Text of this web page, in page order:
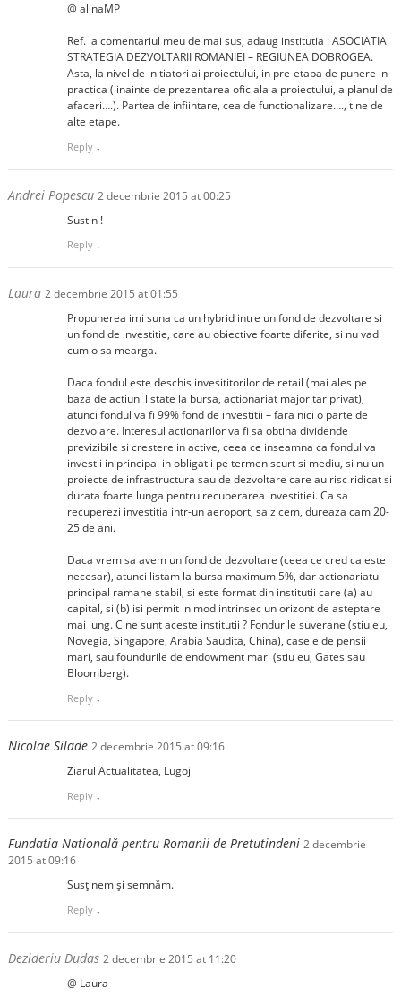
@ alinaMP
Ref. la comentariul meu de mai sus, adaug institutia : ASOCIATIA
STRATEGIA DEZVOLTARII ROMANIEI – REGIUNEA DOBROGEA.
Asta, la nivel de initiatori ai proiectului, in pre-etapa de punere in
practica ( inainte de prezentarea oficiala a proiectului, a planul de
afaceri….). Partea de infiintare, cea de functionalizare…., tine de
alte etape.
Reply ↓
Andrei Popescu 2 decembrie 2015 at 00:25
Sustin !
Reply ↓
Laura 2 decembrie 2015 at 01:55
Propunerea imi suna ca un hybrid intre un fond de dezvoltare si
un fond de investitie, care au obiective foarte diferite, si nu vad
cum o sa mearga.
Daca fondul este deschis invesititorilor de retail (mai ales pe
baza de actiuni listate la bursa, actionariat majoritar privat),
atunci fondul va fi 99% fond de investitii – fara nici o parte de
dezvolare. Interesul actionarilor va fi sa obtina dividende
previzibile si crestere in active, ceea ce inseamna ca fondul va
investii in principal in obligatii pe termen scurt si mediu, si nu un
proiecte de infrastructura sau de dezvoltare care au risc ridicat si
durata foarte lunga pentru recuperarea investitiei. Ca sa
recuperezi investitia intr-un aeroport, sa zicem, dureaza cam 20-
25 de ani.
Daca vrem sa avem un fond de dezvoltare (ceea ce cred ca este
necesar), atunci listam la bursa maximum 5%, dar actionariatul
principal ramane stabil, si este format din institutii care (a) au
capital, si (b) isi permit in mod intrinsec un orizont de asteptare
mai lung. Cine sunt aceste institutii ? Fondurile suverane (stiu eu,
Novegia, Singapore, Arabia Saudita, China), casele de pensii
mari, sau foundurile de endowment mari (stiu eu, Gates sau
Bloomberg).
Reply ↓
Nicolae Silade 2 decembrie 2015 at 09:16
Ziarul Actualitatea, Lugoj
Reply ↓
Fundatia Natională pentru Romanii de Pretutindeni 2 decembrie
2015 at 09:16
Susținem și semnăm.
Reply ↓
Dezideriu Dudas 2 decembrie 2015 at 11:20
@ Laura